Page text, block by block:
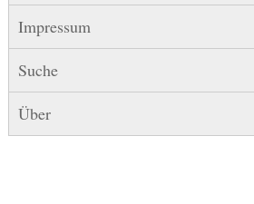
Impressum
Suche
Über